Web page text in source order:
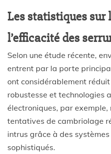
Les statistiques sur
l’efficacité des
Selon une étude récente,
entrent par la porte
ont considérablement
robustesse et technologies
électroniques, par exemple,
tentatives de cambriolage
intrus grâce à des
sophistiqués.